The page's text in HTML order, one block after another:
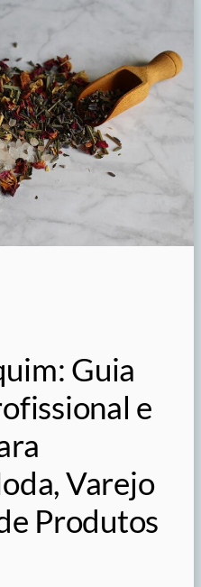
Guia
e
Varejo
Produtos